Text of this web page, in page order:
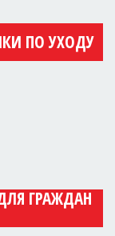
ПО УХОДУ
ГРАЖДАН